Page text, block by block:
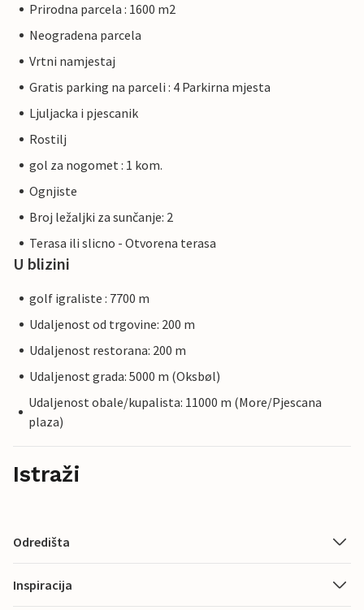
Prirodna parcela : 1600 m2
Neogradena parcela
Vrtni namjestaj
Gratis parking na parceli : 4 Parkirna mjesta
Ljuljacka i pjescanik
Rostilj
gol za nogomet : 1 kom.
Ognjiste
Broj ležaljki za sunčanje: 2
Terasa ili slicno - Otvorena terasa
U blizini
golf igraliste : 7700 m
Udaljenost od trgovine: 200 m
Udaljenost restorana: 200 m
Udaljenost grada: 5000 m (Oksbøl)
Udaljenost obale/kupalista: 11000 m (More/Pjescana
plaza)
Istraži
Odredišta
Inspiracija